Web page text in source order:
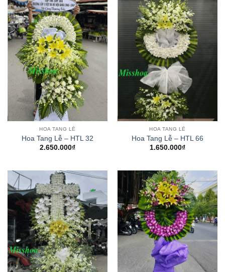
HOA TANG LỄ
Hoa Tang Lễ – HTL 32
2.650.000₫
HOA TANG LỄ
Hoa Tang Lễ – HTL 66
1.650.000₫